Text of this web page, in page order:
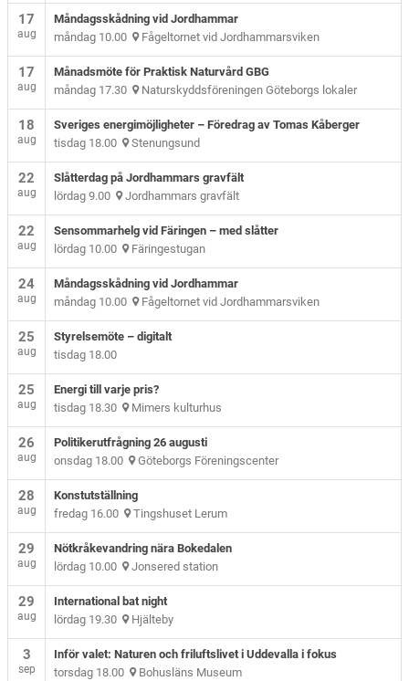
17
aug
Måndagsskådning vid Jordhammar
måndag 10.00 Fågeltornet vid Jordhammarsviken
17
aug
Månadsmöte för Praktisk Naturvård GBG
måndag 17.30 Naturskyddsföreningen Göteborgs lokaler
18
aug
Sveriges energimöjligheter – Föredrag av Tomas Kåberger
tisdag 18.00 Stenungsund
22
aug
Slåtterdag på Jordhammars gravfält
lördag 9.00 Jordhammars gravfält
22
aug
Sensommarhelg vid Färingen – med slåtter
lördag 10.00 Färingestugan
24
aug
Måndagsskådning vid Jordhammar
måndag 10.00 Fågeltornet vid Jordhammarsviken
25
aug
Styrelsemöte – digitalt
tisdag 18.00
25
aug
Energi till varje pris?
tisdag 18.30 Mimers kulturhus
26
aug
Politikerutfrågning 26 augusti
onsdag 18.00 Göteborgs Föreningscenter
28
aug
Konstutställning
fredag 16.00 Tingshuset Lerum
29
aug
Nötkråkevandring nära Bokedalen
lördag 10.00 Jonsered station
29
aug
International bat night
lördag 19.30 Hjälteby
3
sep
Inför valet: Naturen och friluftslivet i Uddevalla i fokus
torsdag 18.00 Bohusläns Museum